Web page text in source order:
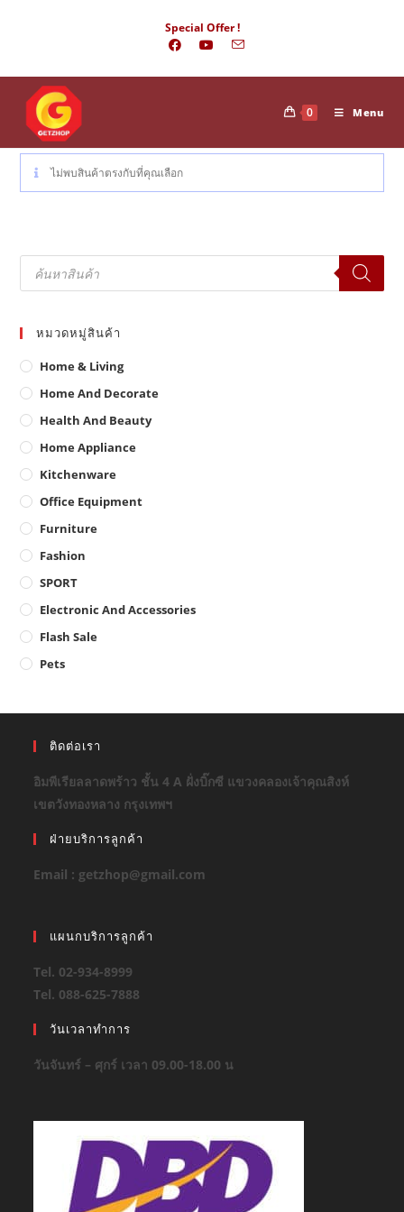
Special Offer !
0 Menu
ไม่พบสินค้าตรงกับที่คุณเลือก
Products
search
หมวดหมู่สินค้า
Home & Living
Home And Decorate
Health And Beauty
Home Appliance
Kitchenware
Office Equipment
Furniture
Fashion
SPORT
Electronic And Accessories
Flash Sale
Pets
ติดต่อเรา
อิมพีเรียลลาดพร้าว ชั้น 4 A ฝั่งบิ๊กซี แขวงคลองเจ้าคุณสิงห์
เขตวังทองหลาง กรุงเทพฯ
ฝ่ายบริการลูกค้า
Email : getzhop@gmail.com
แผนกบริการลูกค้า
Tel. 02-934-8999
Tel. 088-625-7888
วันเวลาทำการ
วันจันทร์ – ศุกร์ เวลา 09.00-18.00 น